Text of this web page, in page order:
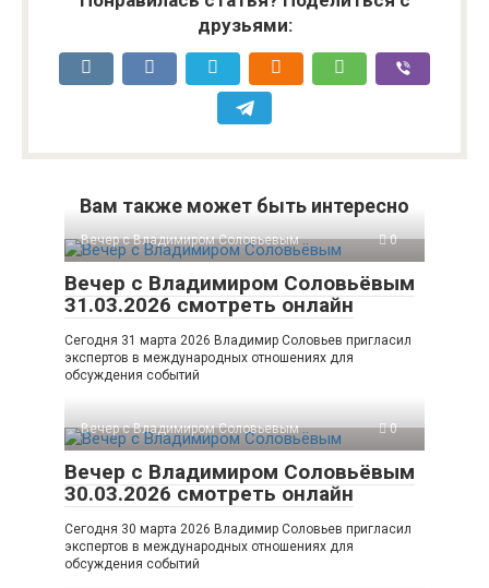
друзьями:
Вам также может быть интересно
Вечер с Владимиром Соловьевым 0
Вечер с Владимиром Соловьёвым
31.03.2026 смотреть онлайн
Сегодня 31 марта 2026 Владимир Соловьев пригласил
экспертов в международных отношениях для
обсуждения событий
Вечер с Владимиром Соловьевым 0
Вечер с Владимиром Соловьёвым
30.03.2026 смотреть онлайн
Сегодня 30 марта 2026 Владимир Соловьев пригласил
экспертов в международных отношениях для
обсуждения событий